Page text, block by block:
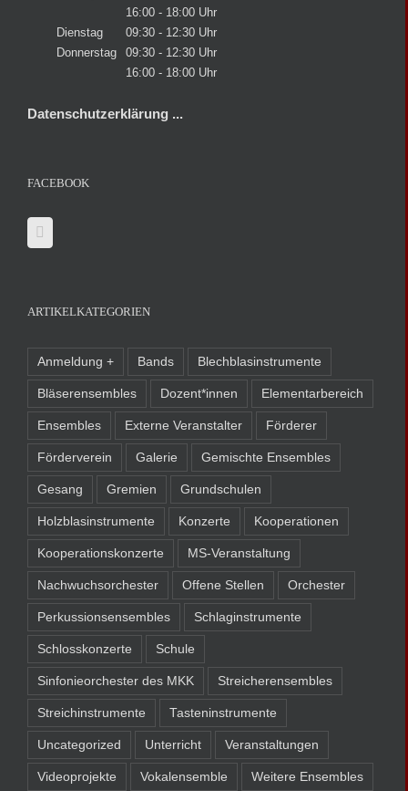
16:00 - 18:00 Uhr
Dienstag
09:30 - 12:30 Uhr
Donnerstag
09:30 - 12:30 Uhr
16:00 - 18:00 Uhr
Datenschutzerklärung ...
FACEBOOK
ARTIKELKATEGORIEN
Anmeldung + Bands Blechblasinstrumente
Bläserensembles Dozent*innen Elementarbereich
Ensembles Externe Veranstalter Förderer
Förderverein Galerie Gemischte Ensembles
Gesang Gremien Grundschulen
Holzblasinstrumente Konzerte Kooperationen
Kooperationskonzerte MS-Veranstaltung
Nachwuchsorchester Offene Stellen Orchester
Perkussionsensembles Schlaginstrumente
Schlosskonzerte Schule
Sinfonieorchester des MKK Streicherensembles
Streichinstrumente Tasteninstrumente
Uncategorized Unterricht Veranstaltungen
Videoprojekte Vokalensemble Weitere Ensembles